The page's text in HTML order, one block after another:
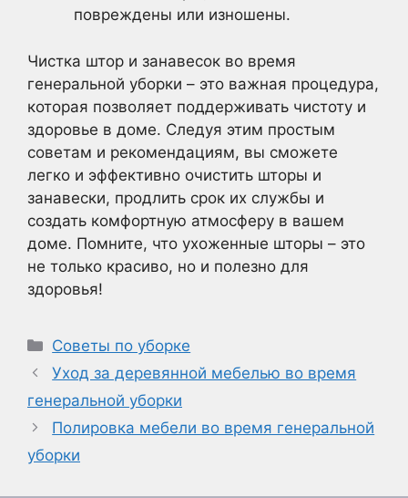
повреждены или изношены.
Чистка штор и занавесок во время
генеральной уборки – это важная процедура,
которая позволяет поддерживать чистоту и
здоровье в доме. Следуя этим простым
советам и рекомендациям, вы сможете
легко и эффективно очистить шторы и
занавески, продлить срок их службы и
создать комфортную атмосферу в вашем
доме. Помните, что ухоженные шторы – это
не только красиво, но и полезно для
здоровья!
Рубрики
Советы по уборке
Уход за деревянной мебелью во время
генеральной уборки
Полировка мебели во время генеральной
уборки